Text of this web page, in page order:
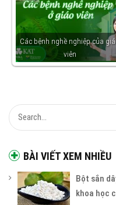
BÀI VIẾT XEM NHIỀU
Bột sắn
khoa học
Các bệnh nghề nghiệp của
viên